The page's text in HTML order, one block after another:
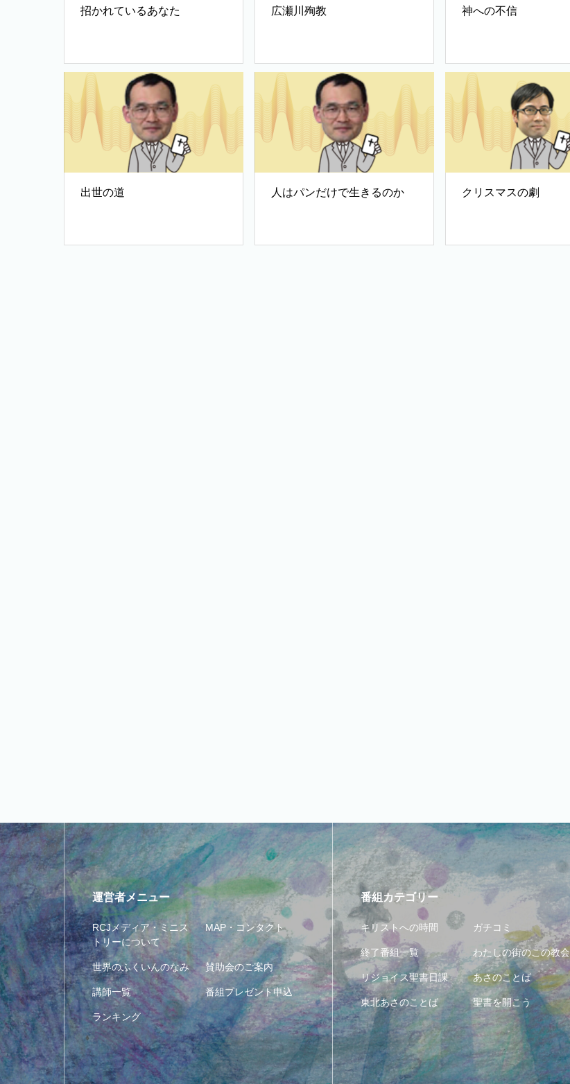
招かれているあなた 広瀬川殉教 神への不信
出世の道 人はパンだけで生きるのか クリスマスの劇
運営者メニュー
RCJメディア・ミニス
トリーについて
MAP・コンタクト
世界のふくいんのなみ 賛助会のご案内
講師一覧 番組プレゼント申込
ランキング
番組カテゴリー
キリストへの時間 ガチコミ
終了番組一覧 わたしの街のこの教会
リジョイス聖書日課 あさのことば
東北あさのことば 聖書を開こう